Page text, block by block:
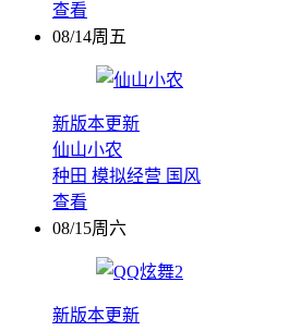
查看
08/14周五
新版本更新
仙山小农
种田 模拟经营 国风
查看
08/15周六
新版本更新